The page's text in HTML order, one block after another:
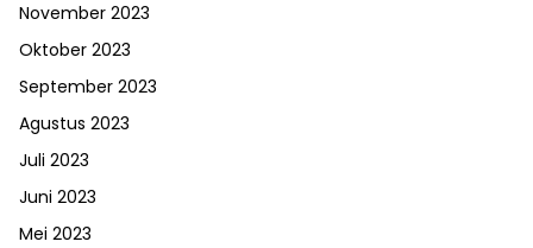
November 2023
Oktober 2023
September 2023
Agustus 2023
Juli 2023
Juni 2023
Mei 2023